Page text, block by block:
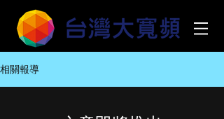
相關報導